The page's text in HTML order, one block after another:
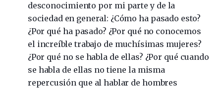
desconocimiento por mi parte y de la
sociedad en general: ¿Cómo ha pasado esto?
¿Por qué ha pasado? ¿Por qué no conocemos
el increíble trabajo de muchísimas mujeres?
¿Por qué no se habla de ellas? ¿Por qué cuando
se habla de ellas no tiene la misma
repercusión que al hablar de hombres